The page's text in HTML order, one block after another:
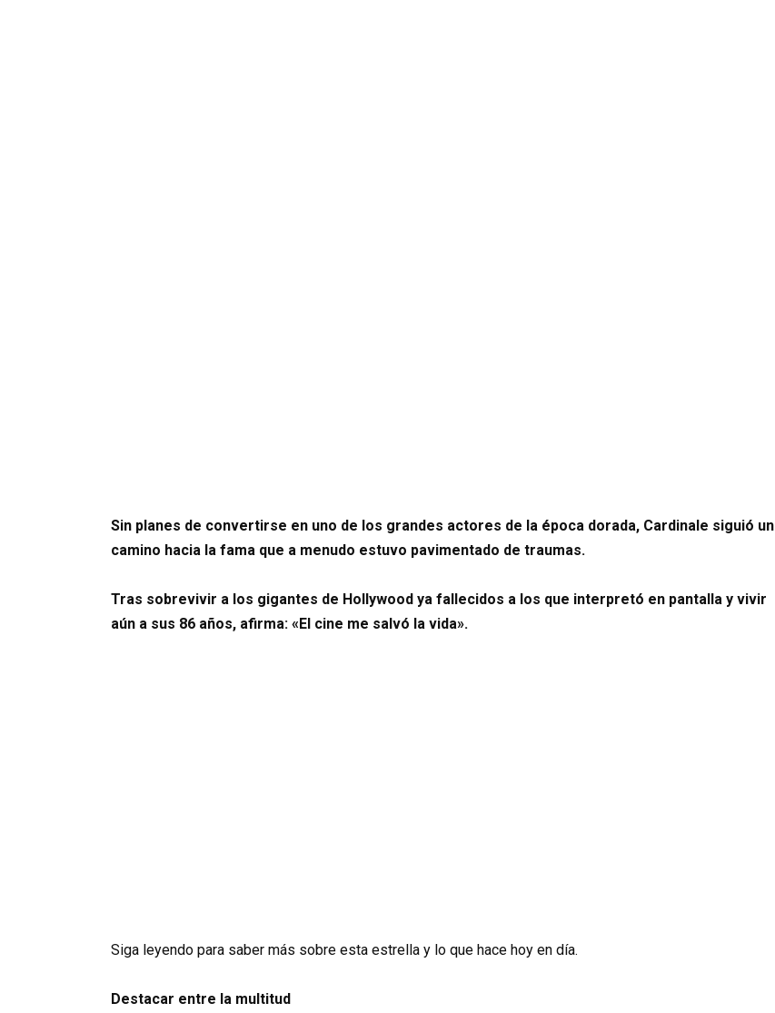
Sin planes de convertirse en uno de los grandes actores de la época dorada, Cardinale siguió un
camino hacia la fama que a menudo estuvo pavimentado de traumas.
Tras sobrevivir a los gigantes de Hollywood ya fallecidos a los que interpretó en pantalla y vivir
aún a sus 86 años, afirma: «El cine me salvó la vida».
Siga leyendo para saber más sobre esta estrella y lo que hace hoy en día.
Destacar entre la multitud